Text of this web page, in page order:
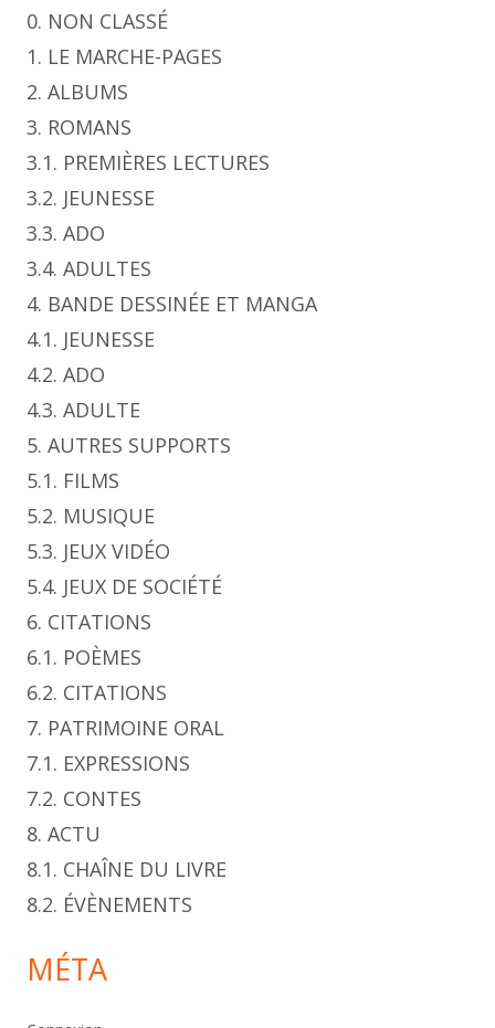
0. NON CLASSÉ
1. LE MARCHE-PAGES
2. ALBUMS
3. ROMANS
3.1. PREMIÈRES LECTURES
3.2. JEUNESSE
3.3. ADO
3.4. ADULTES
4. BANDE DESSINÉE ET MANGA
4.1. JEUNESSE
4.2. ADO
4.3. ADULTE
5. AUTRES SUPPORTS
5.1. FILMS
5.2. MUSIQUE
5.3. JEUX VIDÉO
5.4. JEUX DE SOCIÉTÉ
6. CITATIONS
6.1. POÈMES
6.2. CITATIONS
7. PATRIMOINE ORAL
7.1. EXPRESSIONS
7.2. CONTES
8. ACTU
8.1. CHAÎNE DU LIVRE
8.2. ÉVÈNEMENTS
MÉTA